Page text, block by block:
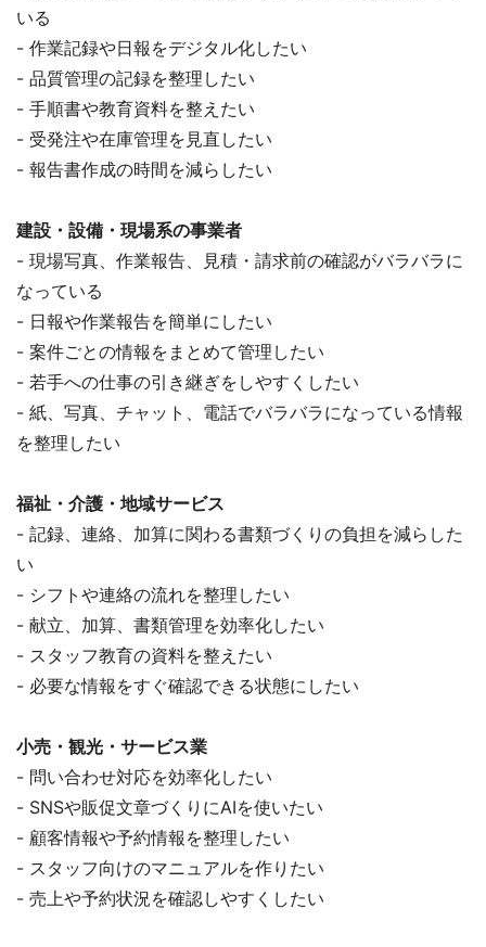
いる
- 作業記録や日報をデジタル化したい
- 品質管理の記録を整理したい
- 手順書や教育資料を整えたい
- 受発注や在庫管理を見直したい
- 報告書作成の時間を減らしたい
建設・設備・現場系の事業者
- 現場写真、作業報告、見積・請求前の確認がバラバラに
なっている
- 日報や作業報告を簡単にしたい
- 案件ごとの情報をまとめて管理したい
- 若手への仕事の引き継ぎをしやすくしたい
- 紙、写真、チャット、電話でバラバラになっている情報
を整理したい
福祉・介護・地域サービス
- 記録、連絡、加算に関わる書類づくりの負担を減らした
い
- シフトや連絡の流れを整理したい
- 献立、加算、書類管理を効率化したい
- スタッフ教育の資料を整えたい
- 必要な情報をすぐ確認できる状態にしたい
小売・観光・サービス業
- 問い合わせ対応を効率化したい
- SNSや販促文章づくりにAIを使いたい
- 顧客情報や予約情報を整理したい
- スタッフ向けのマニュアルを作りたい
- 売上や予約状況を確認しやすくしたい